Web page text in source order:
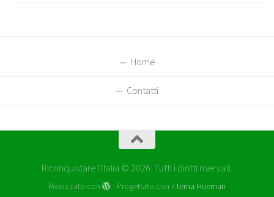
Home
Contatti
Riconquistare l'Italia © 2026. Tutti i diritti riservati.
Realizzato con - Progettato con iltema Hueman